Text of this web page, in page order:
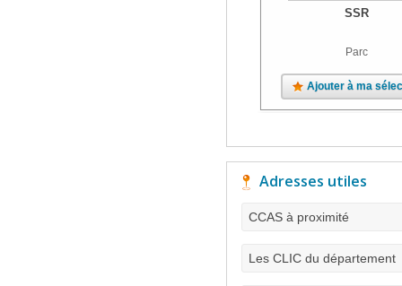
SSR
Parc
Ajouter à ma
Adresses utiles
CCAS à proximité
Les CLIC du département